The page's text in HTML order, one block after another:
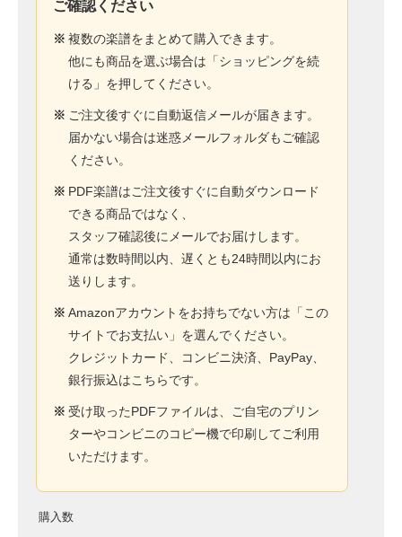
ご確認ください
※ 複数の楽譜をまとめて購入できます。
他にも商品を選ぶ場合は「ショッピングを続
ける」を押してください。
※ ご注文後すぐに自動返信メールが届きます。
届かない場合は迷惑メールフォルダもご確認
ください。
※ PDF楽譜はご注文後すぐに自動ダウンロード
できる商品ではなく、
スタッフ確認後にメールでお届けします。
通常は数時間以内、遅くとも24時間以内にお
送りします。
※ Amazonアカウントをお持ちでない方は「この
サイトでお支払い」を選んでください。
クレジットカード、コンビニ決済、PayPay、
銀行振込はこちらです。
※ 受け取ったPDFファイルは、ご自宅のプリン
ターやコンビニのコピー機で印刷してご利用
いただけます。
購入数